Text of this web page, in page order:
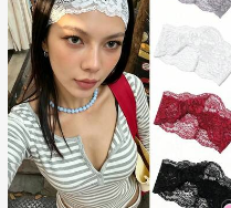
#1 ขายดี
ใน ยางรัดผมแบบพื้นฐาน เครื่องประดับผมผู้หญิง